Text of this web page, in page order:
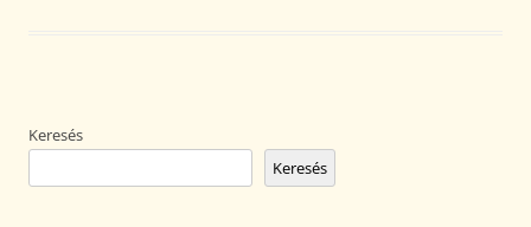
Keresés
Keresés